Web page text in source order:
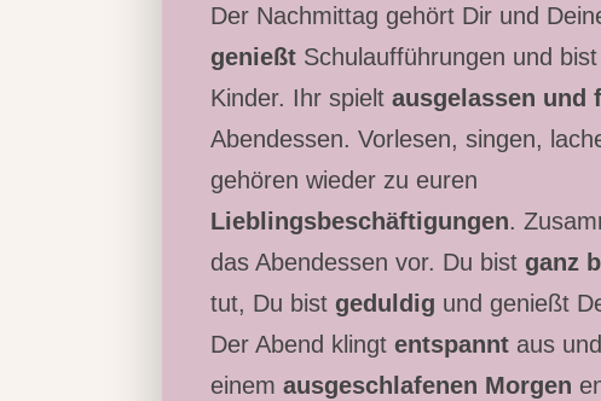
Der Nachmittag gehört Dir und
genießt Schulaufführungen und bist
Kinder. Ihr spieltausgelassen und
Abendessen. Vorlesen, singen,
gehören wieder zu euren
Lieblingsbeschäftigungen.
das Abendessen vor. Du bistganz
tut, Du bistgeduldig und genießt
Der Abend klingtentspannt aus
einemausgeschlafenen Morgen